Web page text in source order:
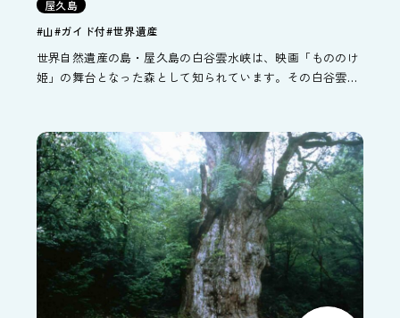
屋久島
#山#ガイド付#世界遺産
世界自然遺産の島・屋久島の白谷雲水峡は、映画「もののけ
姫」の舞台となった森として知られています。その白谷雲水
外の日のオススメの観光スポット・自然体験オプションな
ど、屋久島の旅行情報もご紹介しています。